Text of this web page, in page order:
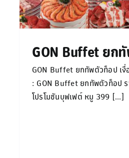
GON Buffet ยก
GON Buffet ยกทัพตัวท็อป เงื่
: GON Buffet ยกทัพตัวท็อป ร
โปรโมชันบุฟเฟต์ หมู 399 [...]